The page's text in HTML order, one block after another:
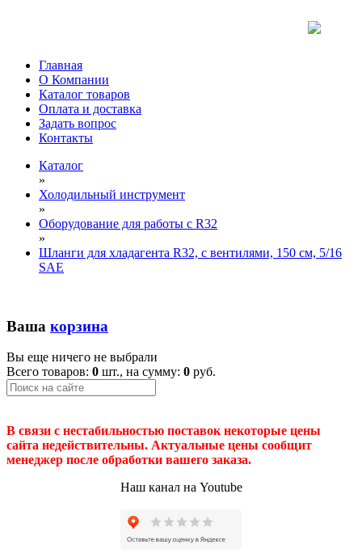
Главная
О Компании
Каталог товаров
Оплата и доставка
Задать вопрос
Контакты
Каталог
»
Холодильный инструмент
»
Оборудование для работы с R32
»
Шланги для хладагента R32, с вентилями, 150 см, 5/16
SAE
Ваша корзина
Вы еще ничего не выбрали
Всего товаров: 0 шт., на сумму: 0 руб.
В связи с нестабильностью поставок некоторые цены
сайта недействительны. Актуальные цены сообщит
менеджер после обработки вашего заказа.
Наш канал на Youtube